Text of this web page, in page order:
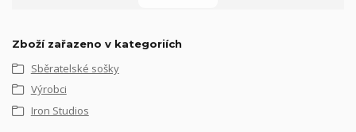
Zboží zařazeno v kategoriích
Sběratelské sošky
Výrobci
Iron Studios